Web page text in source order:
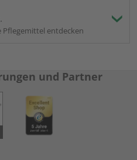
Pflegemittel entdecken
und Partner